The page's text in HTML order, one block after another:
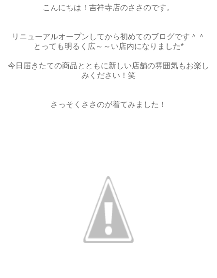
こんにちは！吉祥寺店のささのです。
リニューアルオープンしてから初めてのブログです＾＾
とっても明るく広～～い店内になりました*
今日届きたての商品とともに新しい店舗の雰囲気もお楽し
みください！笑
さっそくささのが着てみました！